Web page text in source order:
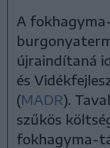
A
újraindítaná
és
(MADR).
szűkös
fokhagyma-